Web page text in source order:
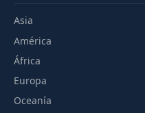
Asia
América
África
Europa
Oceanía